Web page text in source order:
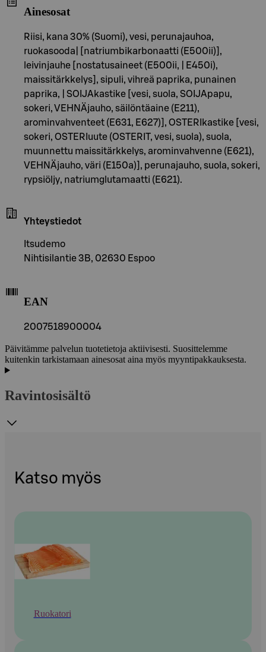
Ainesosat
Riisi, kana 30% (Suomi), vesi, perunajauhoa,
ruokasooda| [natriumbikarbonaatti (E500ii)],
leivinjauhe [nostatusaineet (E500ii, | E450i),
maissitärkkelys], sipuli, vihreä paprika, punainen
paprika, | SOIJAkastike [vesi, suola, SOIJApapu,
sokeri, VEHNÄjauho, säilöntäaine (E211),
arominvahventeet (E631, E627)], OSTERIkastike [vesi,
sokeri, OSTERIuute (OSTERIT, vesi, suola), suola,
muunnettu maissitärkkelys, arominvahvenne (E621),
VEHNÄjauho, väri (E150a)], perunajauho, suola, sokeri,
rypsiöljy, natriumglutamaatti (E621).
Yhteystiedot
Itsudemo
Nihtisilantie 3B, 02630 Espoo
EAN
2007518900004
Päivitämme palvelun tuotetietoja aktiivisesti. Suosittelemme
kuitenkin tarkistamaan ainesosat aina myös myyntipakkauksesta.
Ravintosisältö
Katso myös
Ruokatori